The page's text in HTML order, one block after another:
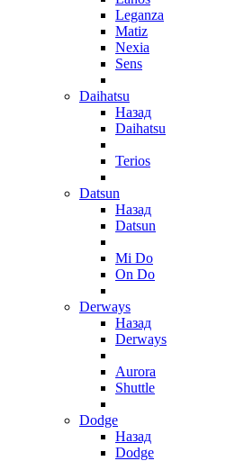
Leganza
Matiz
Nexia
Sens
Daihatsu
Назад
Daihatsu
Terios
Datsun
Назад
Datsun
Mi Do
On Do
Derways
Назад
Derways
Aurora
Shuttle
Dodge
Назад
Dodge